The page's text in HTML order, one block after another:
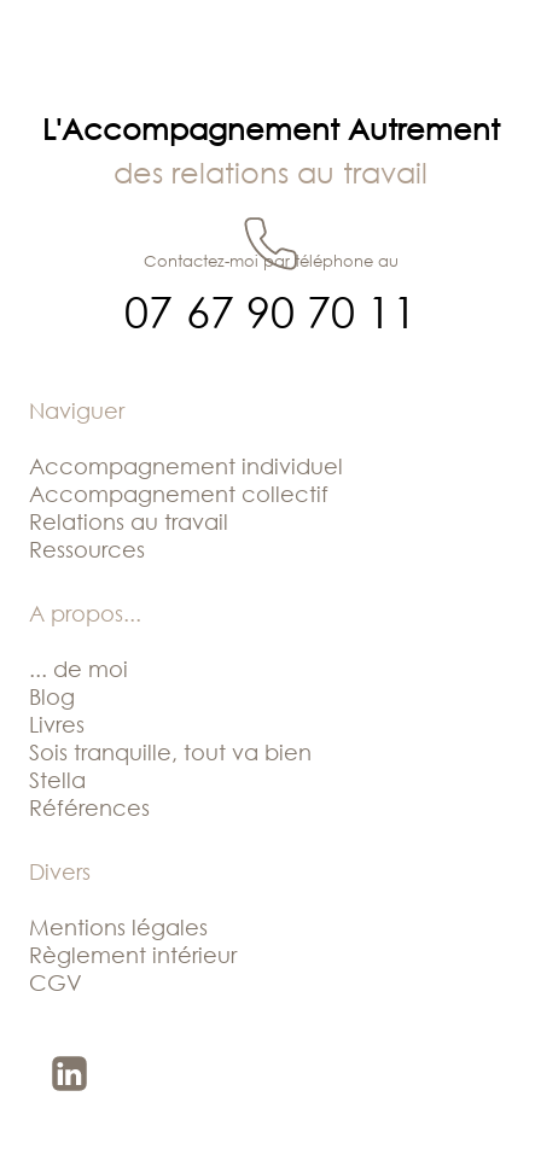
L'Accompagnement Autrement
des relations au travail
07 67 90 70 11
Contactez-moi par téléphone au
Naviguer
Accompagnement individuel
Accompagnement collectif
Relations au travail
Ressources
A propos...
... de moi
Blog
Livres
Sois tranquille, tout va bien
Stella
Références
Divers
Mentions légales
Règlement intérieur
CGV